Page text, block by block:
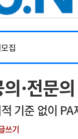
결과
중소병원
판례
법적고지
채용
집
집
채용
·전문
기준 없이
쓰기